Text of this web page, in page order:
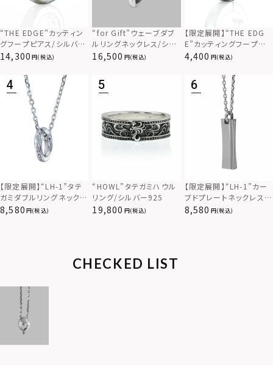
“THE EDGE”カッティン
グフープピアス/シルバー
925
14,300 (税込)
“for Gift”ウェーブダブ
ルリングネックレス/シル
バー×ブラック/シルバー
16,500 (税込)
【限定展開】“THE EDG
E”カッティングフープピ
アス/サージカルステンレ
4,400 (税込)
【限定展開】“LH-1”タテ
ガミダブルリングネックレ
ス（ツイスト/シルバー）/
8,580 (税込)
“HOWL”タテガミハウル
リング/シルバー925
19,800 (税込)
【限定展開】“LH-1”カー
ブドプレートネックレス/
サージカルステンレス（金
8,580 (税込)
CHECKED LIST